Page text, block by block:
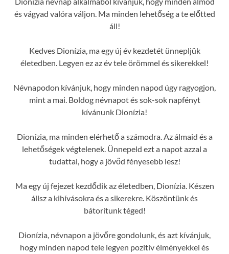
és vágyad valóra váljon. Ma minden lehetőség a te előtted
áll!
Kedves Dionízia, ma egy új év kezdetét ünnepljük
életedben. Legyen ez az év tele örömmel és sikerekkel!
Névnapodon kívánjuk, hogy minden napod úgy ragyogjon,
mint a mai. Boldog névnapot és sok-sok napfényt
kívánunk Dionízia!
Dionízia, ma minden elérhető a számodra. Az álmaid és a
lehetőségek végtelenek. Ünnepeld ezt a napot azzal a
tudattal, hogy a jövőd fényesebb lesz!
Ma egy új fejezet kezdődik az életedben, Dionízia. Készen
állsz a kihívásokra és a sikerekre. Köszöntünk és
bátorítunk téged!
Dionízia, névnapon a jövőre gondolunk, és azt kívánjuk,
hogy minden napod tele legyen pozitív élményekkel és